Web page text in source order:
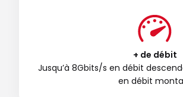
+ de débit
Jusqu’à 8Gbits/s en débit
en débit